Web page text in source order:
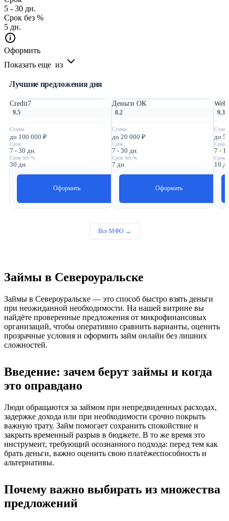
5 - 30 дн.
Срок без %
5 дн.
Оформить
Показать еще из
Лучшие предложения дня
Credit7
9.5
Сумма
до 100 000 ₽
Срок
7 - 30 дн.
Срок без %
30 дн.
Оформить
Деньги ОК
8.2
Сумма
до 20 000 ₽
Срок
7 - 30 дн.
Срок без %
7 дн.
Оформить
9.3
Сумма
до 5
Срок
7 -
Срок
10
Все МФО →
Займы в Североуральске
Займы в Североуральске — это способ быстро взять деньги
при неожиданной необходимости. На нашей витрине вы
найдёте проверенные предложения от микрофинансовых
организаций, чтобы оперативно сравнить варианты, оценить
прозрачные условия и оформить займ онлайн без лишних
сложностей.
Введение: зачем берут займы и когда
это оправдано
Люди обращаются за займом при непредвиденных расходах,
задержке дохода или при необходимости срочно покрыть
важную трату. Займ помогает сохранить спокойствие и
закрыть временный разрыв в бюджете. В то же время это
инструмент, требующий осознанного подхода: перед тем как
брать деньги, важно оценить свою платёжеспособность и
альтернативы.
Почему важно выбирать из множества
предложений